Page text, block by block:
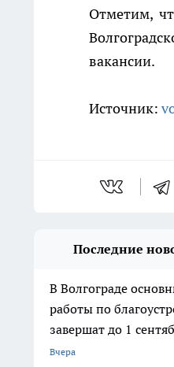
Отметим,
вакансии.
Источник:
Последние
В Волгограде
работы по
завершат до 1
Вчера